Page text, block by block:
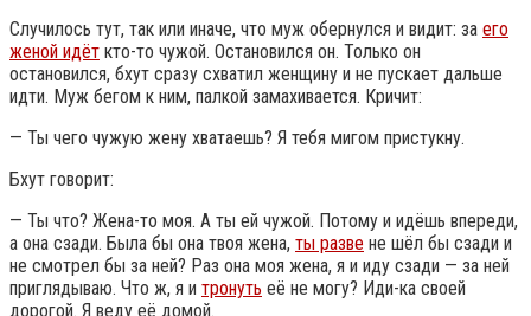
Случилось тут, так или иначе, что муж обернулся и видит: за его
женой идёт кто-то чужой. Остановился он. Только он
остановился, бхут сразу схватил женщину и не пускает дальше
идти. Муж бегом к ним, палкой замахивается. Кричит:
— Ты чего чужую жену хватаешь? Я тебя мигом пристукну.
Бхут говорит:
— Ты что? Жена-то моя. А ты ей чужой. Потому и идёшь впереди,
а она сзади. Была бы она твоя жена, ты разве не шёл бы сзади и
не смотрел бы за ней? Раз она моя жена, я и иду сзади — за ней
приглядываю. Что ж, я и тронуть её не могу? Иди-ка своей
дорогой. Я веду её домой.